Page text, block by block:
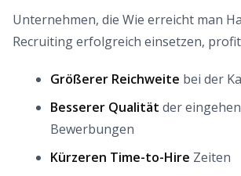
Unternehmen, die Wie erreicht man
Recruiting erfolgreich einsetzen,
Größerer Reichweite bei der
Besserer Qualität der
Bewerbungen
Kürzeren Time-to-Hire Zeiten